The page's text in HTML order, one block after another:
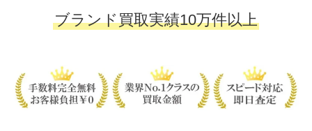
ブランド買取実績10万件以上